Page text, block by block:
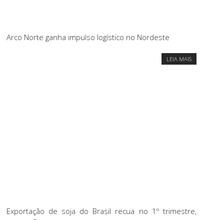
Arco Norte ganha impulso logístico no Nordeste
LEIA MAIS
Exportação de soja do Brasil recua no 1º trimestre,